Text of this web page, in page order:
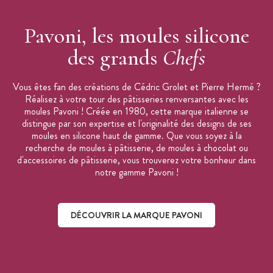
Pavoni, les moules silicone
des grands Chefs
Vous êtes fan des créations de Cédric Grolet et Pierre Hermé ?
Réalisez à votre tour des pâtisseries renversantes avec les
moules Pavoni ! Créée en 1980, cette marque italienne se
distingue par son expertise et l'originalité des designs de ses
moules en silicone haut de gamme. Que vous soyez à la
recherche de moules à pâtisserie, de moules à chocolat ou
d'accessoires de pâtisserie, vous trouverez votre bonheur dans
notre gamme Pavoni !
DÉCOUVRIR LA MARQUE PAVONI